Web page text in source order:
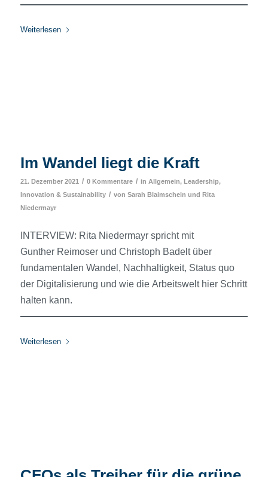
Weiterlesen
Im Wandel liegt die Kraft
21. Dezember 2021 / 0 Kommentare / in Allgemein,
Leadership,
Innovation & Sustainability / von Sarah Blaimschein und Rita
Niedermayr
INTERVIEW: Rita Niedermayr spricht mit
Gunther Reimoser und Christoph Badelt über
fundamentalen Wandel, Nachhaltigkeit, Status quo
der Digitalisierung und wie die Arbeitswelt hier Schritt
halten kann.
Weiterlesen